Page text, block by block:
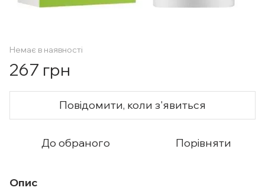
Немає в наявності
267 грн
Повідомити, коли з'явиться
До обраного Порівняти
Опис